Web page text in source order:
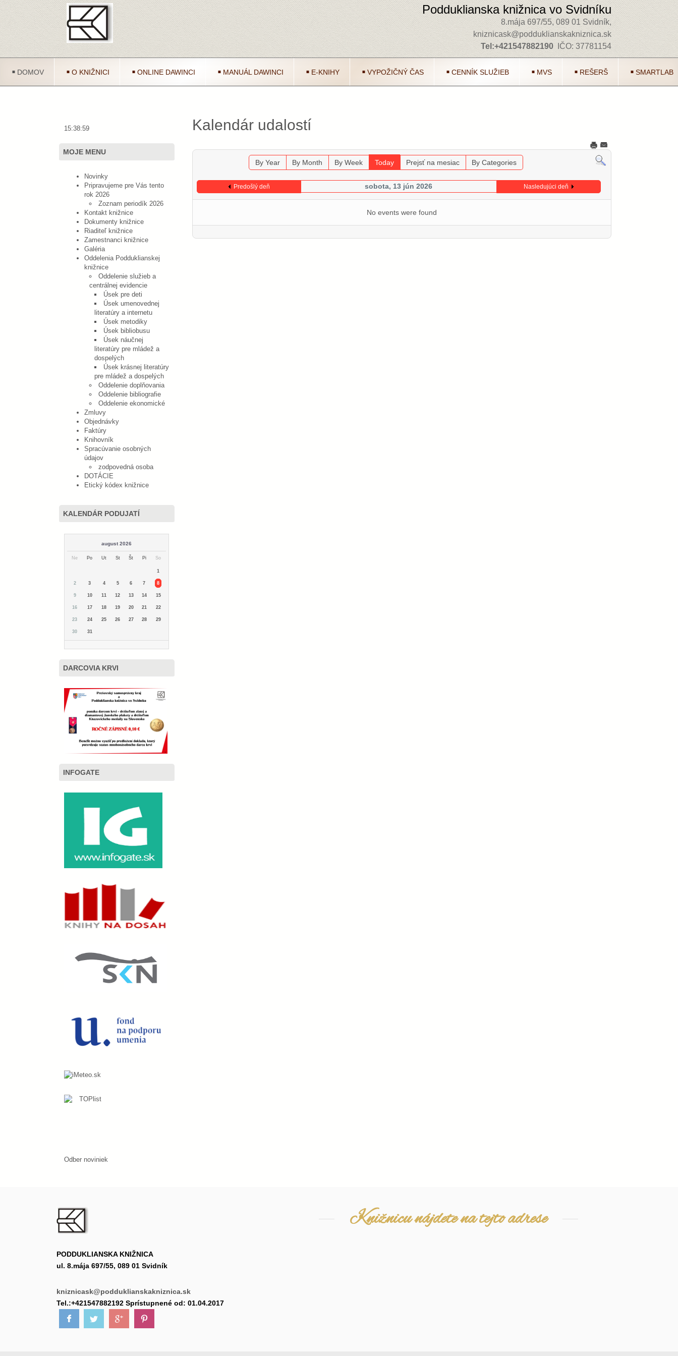
Podduklianska knižnica vo Svidníku
8.mája 697/55, 089 01 Svidník,
kniznicask@podduklianskakniznica.sk
Tel:+421547882190 IČO: 37781154
DOMOV O KNIŽNICI ONLINE DAWINCI MANUÁL DAWINCI E-KNIHY VYPOŽIČNÝ ČAS CENNÍK SLUŽIEB MVS REŠERŠ SMARTLAB
15:38:59
MOJE MENU
Novinky
Pripravujeme pre Vás tento
rok 2026
Zoznam periodík 2026
Kontakt knižnice
Dokumenty knižnice
Riaditeľ knižnice
Zamestnanci knižnice
Galéria
Oddelenia Podduklianskej
knižnice
Oddelenie služieb a
centrálnej evidencie
Úsek pre deti
Úsek umenovednej
literatúry a internetu
Úsek metodiky
Úsek bibliobusu
Úsek náučnej
literatúry pre mládež a
dospelých
Úsek krásnej literatúry
pre mládež a dospelých
Oddelenie doplňovania
Oddelenie bibliografie
Oddelenie ekonomické
Zmluvy
Objednávky
Faktúry
Knihovník
Spracúvanie osobných
údajov
zodpovedná osoba
DOTÁCIE
Etický kódex knižnice
KALENDÁR PODUJATÍ
august 2026
Ne Po Ut St Št Pi So
1
2 3 4 5 6 7 8
9 10 11 12 13 14 15
16 17 18 19 20 21 22
23 24 25 26 27 28 29
30 31
DARCOVIA KRVI
INFOGATE
Odber noviniek
Kalendár udalostí
By Year By Month By Week Today Prejsť na mesiac By Categories
Predošlý deň sobota, 13 jún 2026 Nasledujúci deň
No events were found
PODDUKLIANSKA KNIŽNICA
ul. 8.mája 697/55, 089 01 Svidník
kniznicask@podduklianskakniznica.sk
Tel.:+421547882192 Sprístupnené od: 01.04.2017
Knižnicu nájdete na tejto adrese